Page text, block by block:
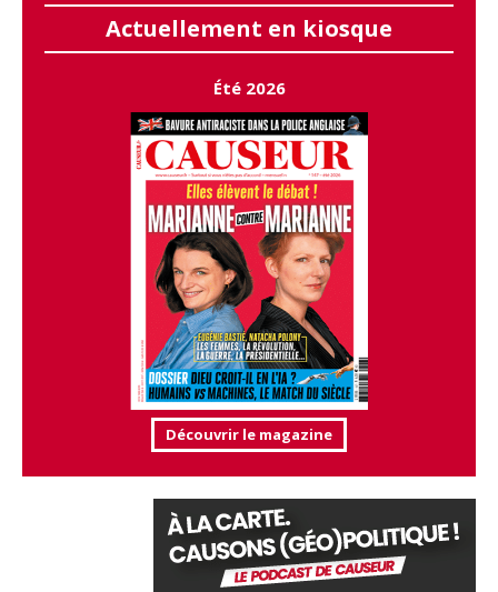
Actuellement en kiosque
Été 2026
Découvrir le magazine